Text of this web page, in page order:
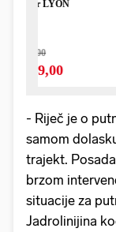
- Riječ je o
samom
trajekt.
brzom
situacije za
Jadrolinijina